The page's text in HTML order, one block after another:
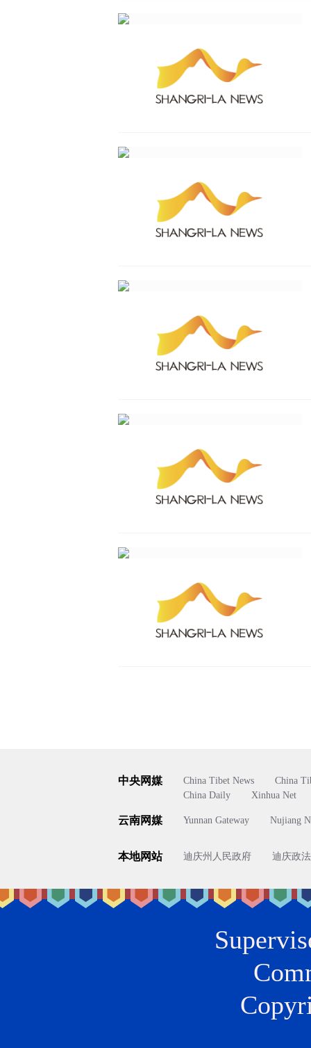
中央网媒 China Tibet News
China
China Daily
Xinhua Net
云南网媒 Yunnan Gateway Nujiang
本地网站 迪庆州人民政府 迪庆政